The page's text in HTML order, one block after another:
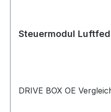
Steuermodul
DRIVE BOX OE